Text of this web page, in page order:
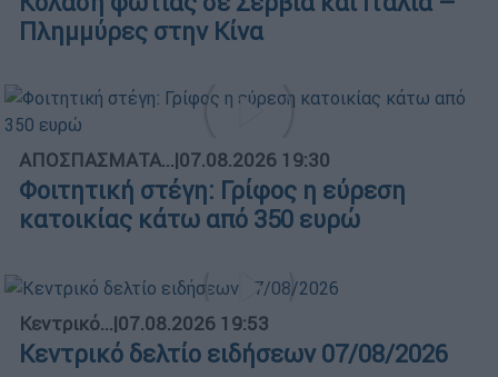
Πλημμύρες στην Κίνα
ΑΠΟΣΠΑΣΜΑΤΑ...|07.08.2026 19:30
Φοιτητική στέγη: Γρίφος η εύρεση
κατοικίας κάτω από 350 ευρώ
Κεντρικό...|07.08.2026 19:53
Κεντρικό δελτίο ειδήσεων 07/08/2026